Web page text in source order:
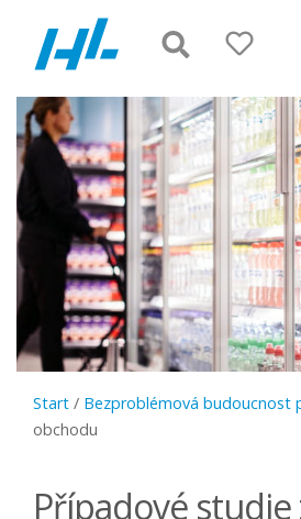
Start / Bezproblémová budoucnost
obchodu
Případové studie